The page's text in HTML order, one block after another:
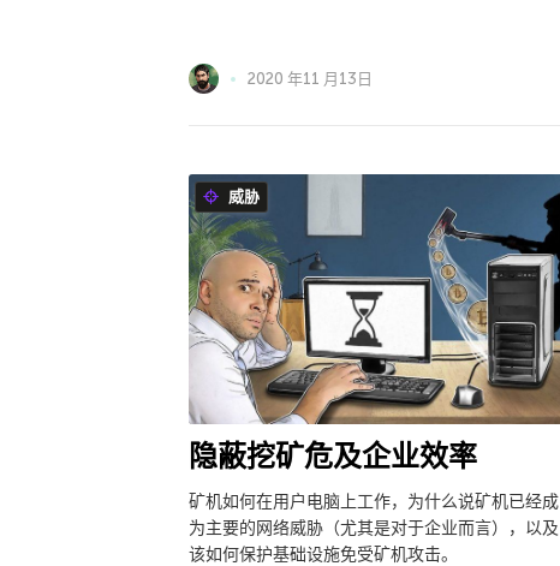
2020 年11 月13日
威胁
隐蔽挖矿危及企业效率
矿机如何在用户电脑上工作，为什么说矿机已经成
为主要的网络威胁（尤其是对于企业而言），以及
该如何保护基础设施免受矿机攻击。